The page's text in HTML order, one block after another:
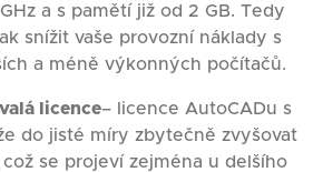
a s pamětí již od 2 GB. Tedy
snížit vaše provozní náklady s
a méně výkonných počítačů.
licence– licence AutoCADu s
do jisté míry zbytečně zvyšovat
se projeví zejména u delšího